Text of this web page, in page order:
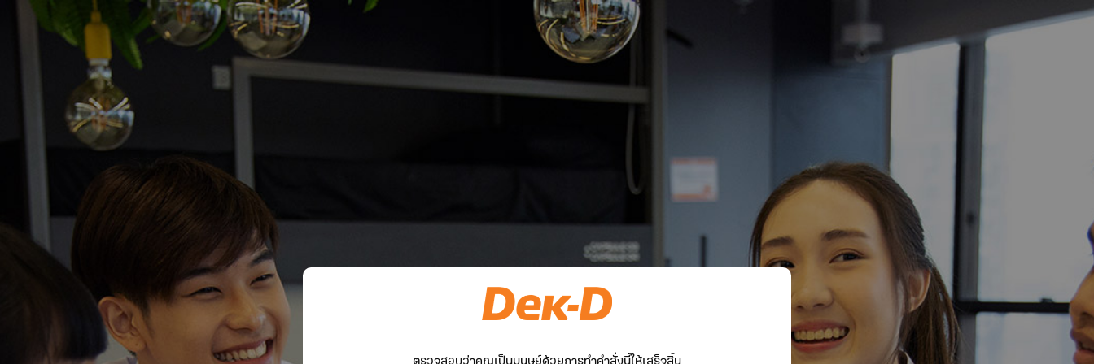
ตรวจสอบว่าคุณเป็นมนุษย์ด้วยการทำคำสั่งนี้ให้เสร็จสิ้น